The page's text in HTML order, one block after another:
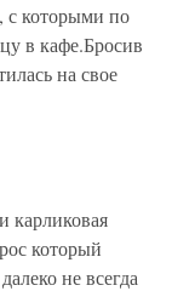
с которыми по
в кафе.Бросив
на свое
карликовая
который
не всегда